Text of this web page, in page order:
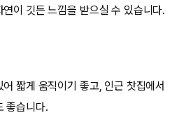
이 깃든 느낌을 받으실 수 있습니다.
짧게 움직이기 좋고, 인근 찻집에서
좋습니다.